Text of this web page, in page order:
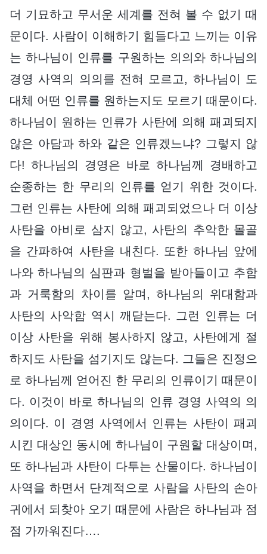
더 기묘하고 무서운 세계를 전혀 볼 수 없기 때
문이다. 사람이 이해하기 힘들다고 느끼는 이유
는 하나님이 인류를 구원하는 의의와 하나님의
경영 사역의 의의를 전혀 모르고, 하나님이 도
대체 어떤 인류를 원하는지도 모르기 때문이다.
하나님이 원하는 인류가 사탄에 의해 패괴되지
않은 아담과 하와 같은 인류겠느냐? 그렇지 않
다! 하나님의 경영은 바로 하나님께 경배하고
순종하는 한 무리의 인류를 얻기 위한 것이다.
그런 인류는 사탄에 의해 패괴되었으나 더 이상
사탄을 아비로 삼지 않고, 사탄의 추악한 몰골
을 간파하여 사탄을 내친다. 또한 하나님 앞에
나와 하나님의 심판과 형벌을 받아들이고 추함
과 거룩함의 차이를 알며, 하나님의 위대함과
사탄의 사악함 역시 깨닫는다. 그런 인류는 더
이상 사탄을 위해 봉사하지 않고, 사탄에게 절
하지도 사탄을 섬기지도 않는다. 그들은 진정으
로 하나님께 얻어진 한 무리의 인류이기 때문이
다. 이것이 바로 하나님의 인류 경영 사역의 의
의이다. 이 경영 사역에서 인류는 사탄이 패괴
시킨 대상인 동시에 하나님이 구원할 대상이며,
또 하나님과 사탄이 다투는 산물이다. 하나님이
사역을 하면서 단계적으로 사람을 사탄의 손아
귀에서 되찾아 오기 때문에 사람은 하나님과 점
점 가까워진다….